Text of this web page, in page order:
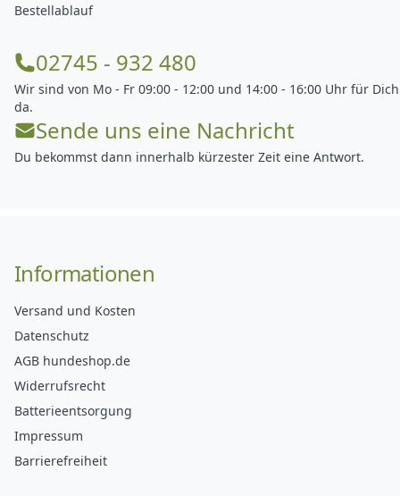
Bestellablauf
02745 - 932 480
Wir sind von Mo - Fr 09:00 - 12:00 und 14:00 - 16:00 Uhr für Dich
da.
Sende uns eine Nachricht
Du bekommst dann innerhalb kürzester Zeit eine Antwort.
Informationen
Versand und Kosten
Datenschutz
AGB hundeshop.de
Widerrufsrecht
Batterieentsorgung
Impressum
Barrierefreiheit